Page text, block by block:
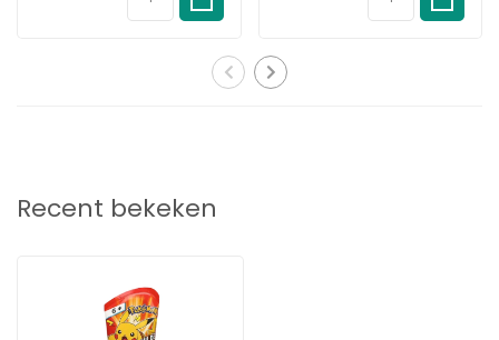
Sommige kinderen vinden tandenpoetsen niet fijn, waardoor
het een uitdaging wordt. Maak je geen zorgen, dit is heel
dan de grootte van een erwt. Zorg dat ze zo weinig mogelijk
gebruikt. Niet geschikt voor kinderen onder de 3 jaar.
Recent bekeken